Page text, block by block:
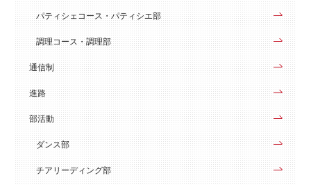
パティシェコース・パティシエ部
調理コース・調理部
通信制
進路
部活動
ダンス部
チアリーディング部